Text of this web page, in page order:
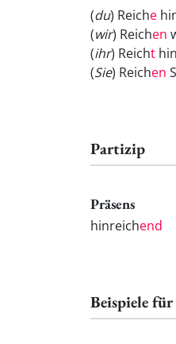
(du) Reiche
(wir) Reichen
(ihr) Reicht
(Sie) Reichen
Partizip
Präsens
hinreichend
Beispiele